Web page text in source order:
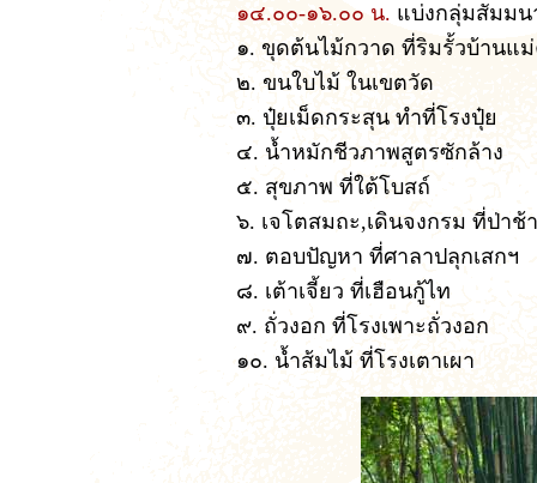
๑๔.๐๐-๑๖.๐๐ น. แบ่งกลุ่มสัมมน
๑. ขุดต้นไม้กวาด ที่ริมรั้วบ้านแ
๒. ขนใบไม้ ในเขตวัด
๓. ปุ๋ยเม็ดกระสุน ทำที่โรงปุ๋ย
๔. น้ำหมักชีวภาพสูตรซักล้าง
๕. สุขภาพ ที่ใต้โบสถ์
๖. เจโตสมถะ,เดินจงกรม ที่ป่าช้า
๗. ตอบปัญหา ที่ศาลาปลุกเสกฯ
๘. เต้าเจี้ยว ที่เฮือนกู้ไท
๙. ถั่วงอก ที่โรงเพาะถั่วงอก
๑๐. น้ำส้มไม้ ที่โรงเตาเผา